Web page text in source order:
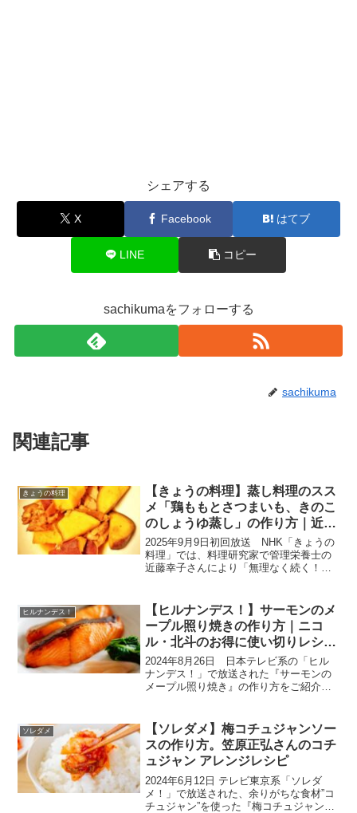
シェアする
X Facebook はてブ
LINE コピー
sachikumaをフォローする
sachikuma
関連記事
きょうの料理
【きょうの料理】蒸し料理のスス
メ「鶏ももとさつまいも、きのこ
のしょうゆ蒸し」の作り方｜近藤
幸子さんのレシピ
2025年9月9日初回放送 NHK「きょうの
料理」では、料理研究家で管理栄養士の
近藤幸子さんにより「無理なく続く！わ
旨味を吸ったさつまいもとしいたけが、
香ばしい秋の...
ヒルナンデス！
【ヒルナンデス！】サーモンのメ
ープル照り焼きの作り方｜ニコ
ル・北斗のお得に使い切りレシ
ピ！(8月26日）
2024年8月26日 日本テレビ系の「ヒル
ナンデス！」で放送された『サーモンの
メープル照り焼き』の作り方をご紹介し
を学ぶ企画。コストコ通の北斗さんが、
大容量のコストコ食...
ソレダメ
【ソレダメ】梅コチュジャンソー
スの作り方。笠原正弘さんのコチ
ュジャン アレンジレシピ
2024年6月12日 テレビ東京系「ソレダ
メ！」で放送された、余りがちな食材”コ
チュジャン”を使った『梅コチュジャンソ